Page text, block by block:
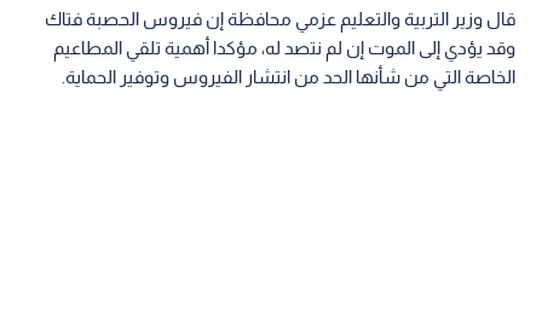
قال وزير التربية والتعليم عزمي محافظة إن فيروس الحصبة فتاك
وقد يؤدي إلى الموت إن لم نتصد له، مؤكدا أهمية تلقي المطاعيم
الخاصة التي من شأنها الحد من انتشار الفيروس وتوفير الحماية.